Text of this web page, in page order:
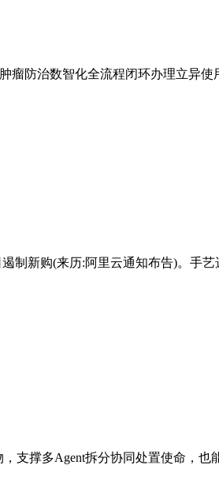
瘤防治数智化全流程闭环办理立异使
制新购(来历:阿里云通知布告)。手艺
支撑多Agent拆分协同处置使命，也